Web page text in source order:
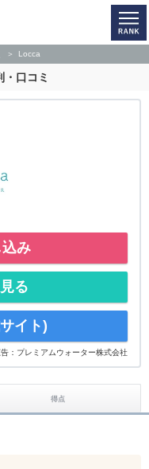
Locca
口コミ
み
る
イト)
告：プレミアムウォーター株式会社
得点